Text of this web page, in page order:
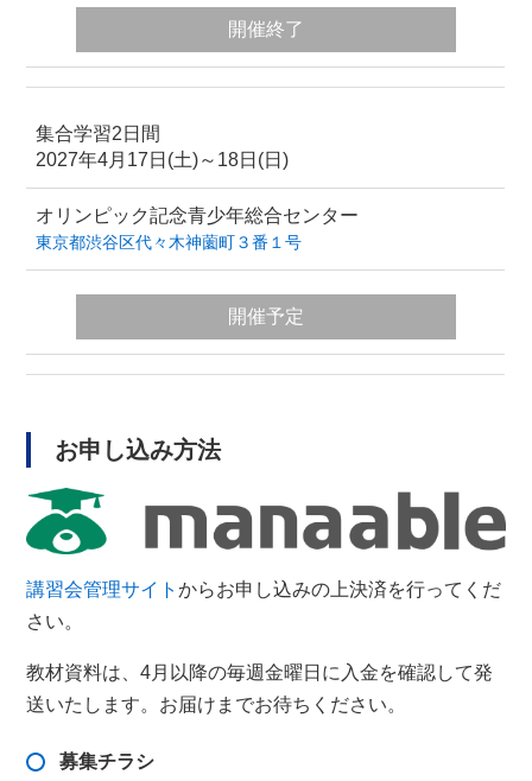
開催終了
集合学習2日間
2027年4月17日(土)～18日(日)
オリンピック記念青少年総合センター
東京都渋谷区代々木神薗町３番１号
開催予定
お申し込み方法
講習会管理サイトからお申し込みの上決済を行ってくだ
さい。
教材資料は、4月以降の毎週金曜日に入金を確認して発
送いたします。お届けまでお待ちください。
募集チラシ